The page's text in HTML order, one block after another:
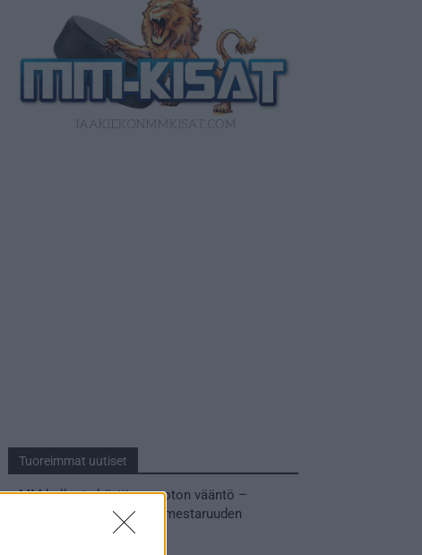
Tuoreimmat uutiset
MM-kullasta käytiin armoton vääntö –
Leijonat voitti maailmanmestaruuden